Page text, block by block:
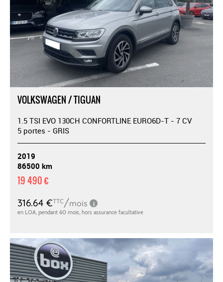
VOLKSWAGEN / TIGUAN
1.5 TSI EVO 130CH CONFORTLINE EURO6D-T - 7 CV
5 portes - GRIS
2019
86500 km
19 490 €